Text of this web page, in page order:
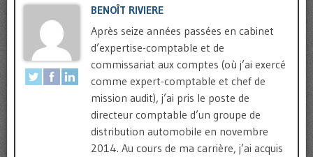
BENOÎT RIVIERE
Après seize années passées en cabinet
d’expertise-comptable et de
commissariat aux comptes (où j’ai exercé
comme expert-comptable et chef de
mission audit), j’ai pris le poste de
directeur comptable d’un groupe de
distribution automobile en novembre
2014. Au cours de ma carrière, j’ai acquis